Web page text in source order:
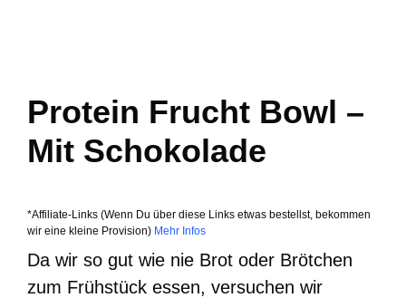
Protein Frucht Bowl –
Mit Schokolade
*Affiliate-Links (Wenn Du über diese Links etwas bestellst, bekommen
wir eine kleine Provision) Mehr Infos
Da wir so gut wie nie Brot oder Brötchen
zum Frühstück essen, versuchen wir